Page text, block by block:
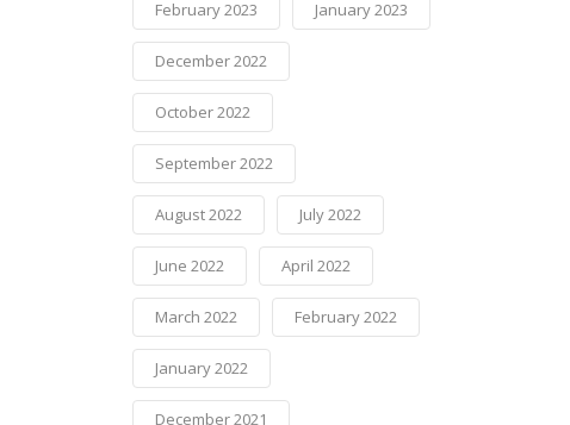
February 2023 January 2023
December 2022
October 2022
September 2022
August 2022 July 2022
June 2022 April 2022
March 2022 February 2022
January 2022
December 2021